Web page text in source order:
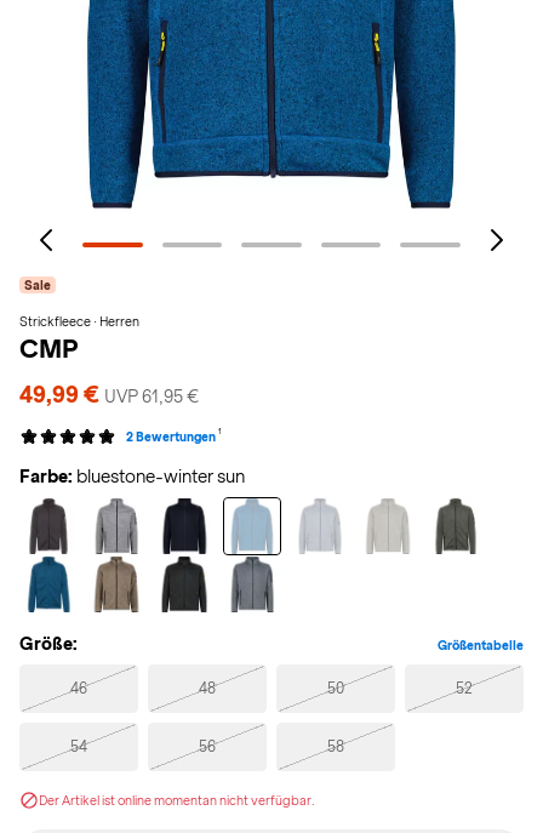
Sale
Strickfleece · Herren
CMP
49,99 € UVP 61,95 €
2 Bewertungen 1
Farbe: bluestone-winter sun
Größe: Größentabelle
46 48 50 52
54 56 58
Der Artikel ist online momentan nicht verfügbar.